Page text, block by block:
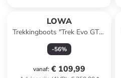
LOWA
Trekkingboots "Trek Evo GTX"
grijs
-56%
vanaf: € 109,99